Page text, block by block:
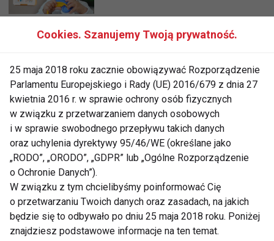
Skutki nieleczonego kataru
Katar u dziecka - jak z nim
walczyć?
przedszkolaka
Przybywa dzieci z nadwagą
Cookies. Szanujemy Twoją prywatność.
25 maja 2018 roku zacznie obowiązywać Rozporządzenie
Parlamentu Europejskiego i Rady (UE) 2016/679 z dnia 27
kwietnia 2016 r. w sprawie ochrony osób fizycznych
w związku z przetwarzaniem danych osobowych
i w sprawie swobodnego przepływu takich danych
oraz uchylenia dyrektywy 95/46/WE (określane jako
„RODO”, „ORODO”, „GDPR” lub „Ogólne Rozporządzenie
o Ochronie Danych”).
W związku z tym chcielibyśmy poinformować Cię
o przetwarzaniu Twoich danych oraz zasadach, na jakich
będzie się to odbywało po dniu 25 maja 2018 roku. Poniżej
znajdziesz podstawowe informacje na ten temat.